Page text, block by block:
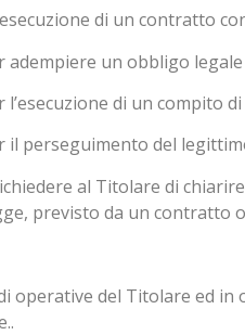
di un contratto
adempiere un obbligo
di un compito
il perseguimento del
al Titolare di
previsto da un contratto
operative del Titolare ed